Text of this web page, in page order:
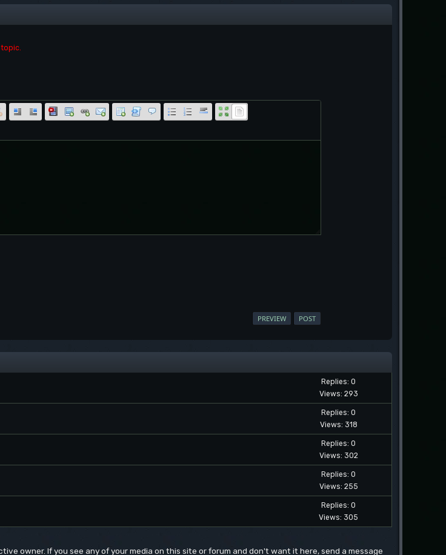
Replies: 0
Views: 293
Replies: 0
Views: 318
Replies: 0
Views: 302
Replies: 0
Views: 255
Replies: 0
Views: 305
owner. If you see any of your media on this site or forum and don't want it here, send a message